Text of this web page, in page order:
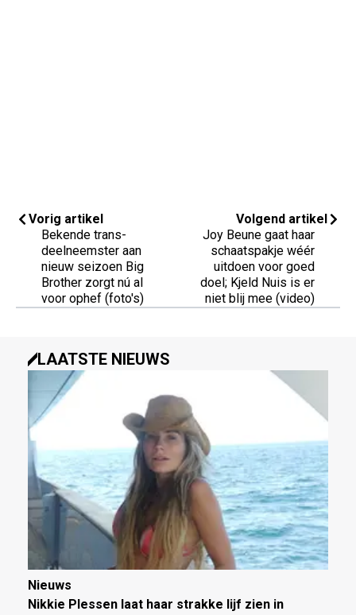
Vorig artikel
Bekende trans-
deelneemster aan
nieuw seizoen Big
Brother zorgt nú al
voor ophef (foto's)
Volgend artikel
Joy Beune gaat haar
schaatspakje wéér
uitdoen voor goed
doel; Kjeld Nuis is er
niet blij mee (video)
LAATSTE NIEUWS
Nieuws
Nikkie Plessen laat haar strakke lijf zien in